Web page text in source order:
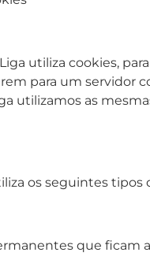
utiliza cookies,
para um servidor
utilizamos as
os seguintes tipos
que ficam